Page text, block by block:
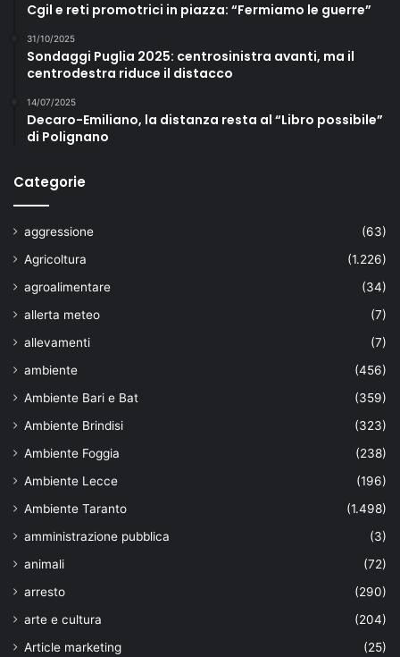
Cgil e reti promotrici in piazza: “Fermiamo le guerre”
31/10/2025
Sondaggi Puglia 2025: centrosinistra avanti, ma il
centrodestra riduce il distacco
14/07/2025
Decaro-Emiliano, la distanza resta al “Libro possibile”
di Polignano
Categorie
aggressione
(63)
Agricoltura
(1.226)
agroalimentare
(34)
allerta meteo
(7)
allevamenti
(7)
ambiente
(456)
Ambiente Bari e Bat
(359)
Ambiente Brindisi
(323)
Ambiente Foggia
(238)
Ambiente Lecce
(196)
Ambiente Taranto
(1.498)
amministrazione pubblica
(3)
animali
(72)
arresto
(290)
arte e cultura
(204)
Article marketing
(25)